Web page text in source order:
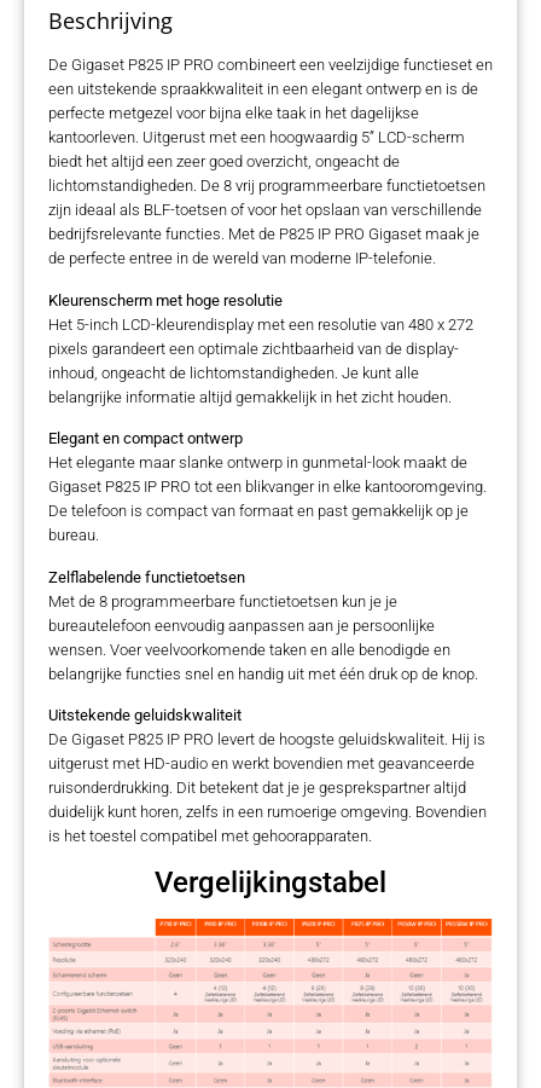
Beschrijving
De Gigaset P825 IP PRO combineert een veelzijdige functieset en
een uitstekende spraakkwaliteit in een elegant ontwerp en is de
perfecte metgezel voor bijna elke taak in het dagelijkse
kantoorleven. Uitgerust met een hoogwaardig 5” LCD-scherm
biedt het altijd een zeer goed overzicht, ongeacht de
lichtomstandigheden. De 8 vrij programmeerbare functietoetsen
zijn ideaal als BLF-toetsen of voor het opslaan van verschillende
bedrijfsrelevante functies. Met de P825 IP PRO Gigaset maak je
de perfecte entree in de wereld van moderne IP-telefonie.
Kleurenscherm met hoge resolutie
Het 5-inch LCD-kleurendisplay met een resolutie van 480 x 272
pixels garandeert een optimale zichtbaarheid van de display-
inhoud, ongeacht de lichtomstandigheden. Je kunt alle
belangrijke informatie altijd gemakkelijk in het zicht houden.
Elegant en compact ontwerp
Het elegante maar slanke ontwerp in gunmetal-look maakt de
Gigaset P825 IP PRO tot een blikvanger in elke kantooromgeving.
De telefoon is compact van formaat en past gemakkelijk op je
bureau.
Zelflabelende functietoetsen
Met de 8 programmeerbare functietoetsen kun je je
bureautelefoon eenvoudig aanpassen aan je persoonlijke
wensen. Voer veelvoorkomende taken en alle benodigde en
belangrijke functies snel en handig uit met één druk op de knop.
Uitstekende geluidskwaliteit
De Gigaset P825 IP PRO levert de hoogste geluidskwaliteit. Hij is
uitgerust met HD-audio en werkt bovendien met geavanceerde
ruisonderdrukking. Dit betekent dat je je gesprekspartner altijd
duidelijk kunt horen, zelfs in een rumoerige omgeving. Bovendien
is het toestel compatibel met gehoorapparaten.
Vergelijkingstabel